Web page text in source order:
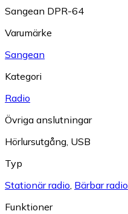
Sangean DPR-64
Varumärke
Sangean
Kategori
Radio
Övriga anslutningar
Hörlursutgång USB
Typ
Stationär radio Bärbar radio
Funktioner